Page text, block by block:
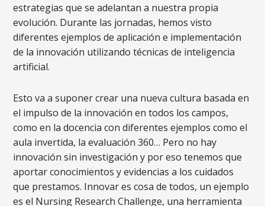
estrategias que se adelantan a nuestra propia
evolución. Durante las jornadas, hemos visto
diferentes ejemplos de aplicación e implementación
de la innovación utilizando técnicas de inteligencia
artificial.
Esto va a suponer crear una nueva cultura basada en
el impulso de la innovación en todos los campos,
como en la docencia con diferentes ejemplos como el
aula invertida, la evaluación 360… Pero no hay
innovación sin investigación y por eso tenemos que
aportar conocimientos y evidencias a los cuidados
que prestamos. Innovar es cosa de todos, un ejemplo
es el Nursing Research Challenge, una herramienta